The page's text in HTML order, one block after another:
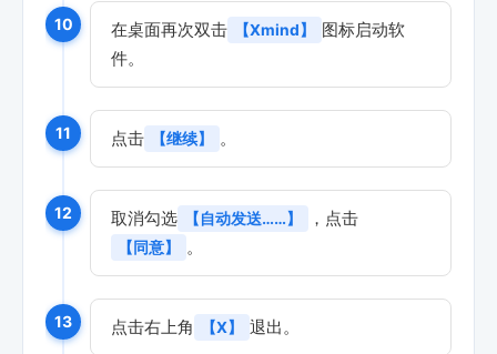
10 在桌面再次双击 【Xmind】
图标启动软
件。
11 点击 【继续】 。
12 取消勾选 【自动发送……】 ，点击
【同意】 。
13 点击右上角 【X】 退出。